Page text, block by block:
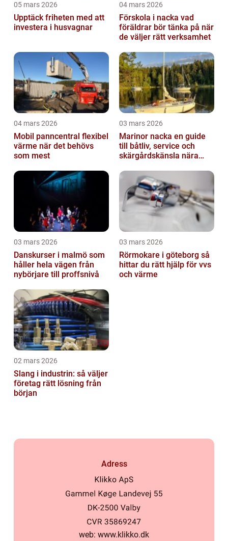
05 mars 2026
Upptäck friheten med att
investera i husvagnar
04 mars 2026
Förskola i nacka vad
föräldrar bör tänka på när
de väljer rätt verksamhet
04 mars 2026
Mobil panncentral flexibel
värme när det behövs
som mest
03 mars 2026
Marinor nacka en guide
till båtliv, service och
skärgårdskänsla nära
03 mars 2026
Danskurser i malmö som
håller hela vägen från
nybörjare till proffsnivå
03 mars 2026
Rörmokare i göteborg så
hittar du rätt hjälp för vvs
och värme
02 mars 2026
Slang i industrin: så väljer
företag rätt lösning från
början
Adress
web: www.klikko.dk